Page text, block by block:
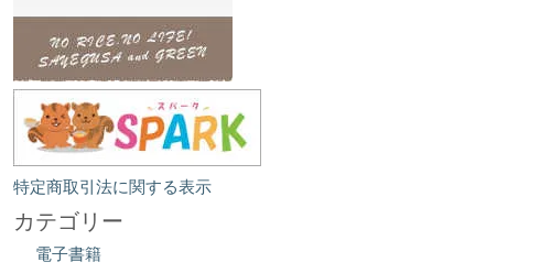
特定商取引法に関する表示
カテゴリー
電子書籍